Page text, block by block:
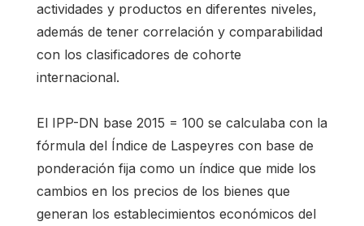
actividades y productos en diferentes niveles,
además de tener correlación y comparabilidad
con los clasificadores de cohorte
internacional.
El IPP-DN base 2015 = 100 se calculaba con la
fórmula del Índice de Laspeyres con base de
ponderación fija como un índice que mide los
cambios en los precios de los bienes que
generan los establecimientos económicos del